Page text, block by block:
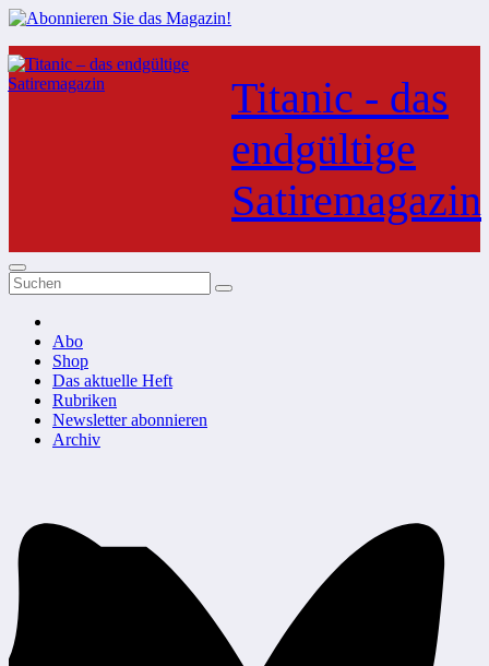
Zum
Inhalt
springen
Titanic - das
endgültige
Satiremagazin
Abo
Shop
Das aktuelle Heft
Rubriken
Newsletter abonnieren
Archiv